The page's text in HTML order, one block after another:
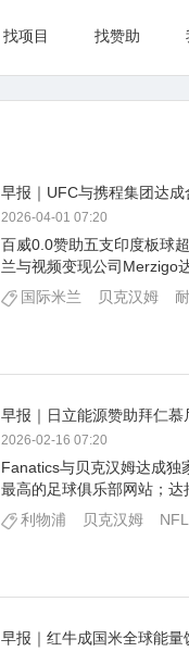
找项目 找赞助
早报｜UFC与携程集团达
2026-04-01 07:20
百威0.0赞助五支印度板球
兰与视频变现公司Merzigo
国际米兰
贝克汉姆
早报｜日立能源赞助拜仁
2026-02-16 07:20
Fanatics与贝克汉姆达成独
最高的足球俱乐部网站；
利物浦
贝克汉姆 NFL
早报｜红牛成国米全球能